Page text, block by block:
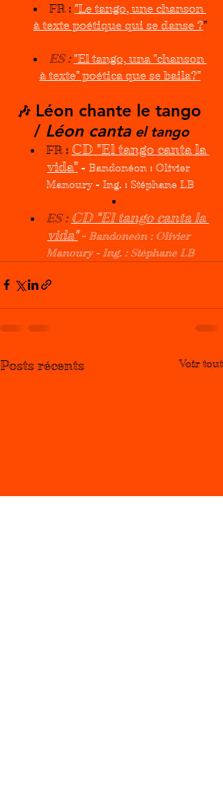
FR : "Le tango, une chanson
à texte poétique qui se danse ?"
ES : "El tango, una "chanson
à texte" poética que se baila?"
🎶 Léon chante le tango
/ Léon canta el tango
FR : CD "El tango canta la
vida" - Bandonéon : Olivier
Manoury - Ing. : Stéphane LB
ES : CD "El tango canta la
vida" - Bandoneón : Olivier
Manoury - Ing. : Stéphane LB
Posts récents Voir tout